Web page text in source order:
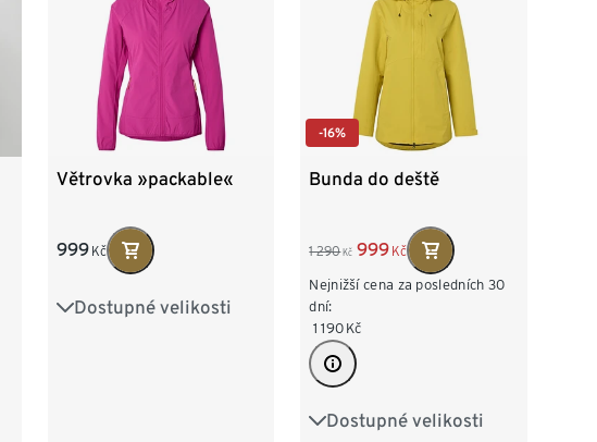
Větrovka »packable«
999 Kč
Dostupné velikosti
34 36 38 40
-16%
Bunda do deště
1 290 Kč 999 Kč
Nejnižší cena za posledních 30
dní:
1 190 Kč
Dostupné velikosti
34 36 38 40